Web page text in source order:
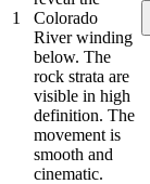
1
Colorado
River winding
below. The
rock strata are
visible in high
definition. The
movement is
smooth and
cinematic.